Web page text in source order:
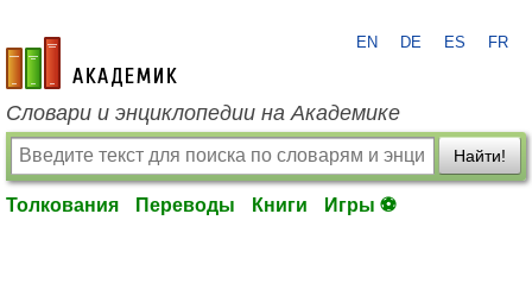
academic.ru
EN DE ES FR
Словари и энциклопедии на Академике
Найти!
Толкования Переводы Книги Игры ⚽